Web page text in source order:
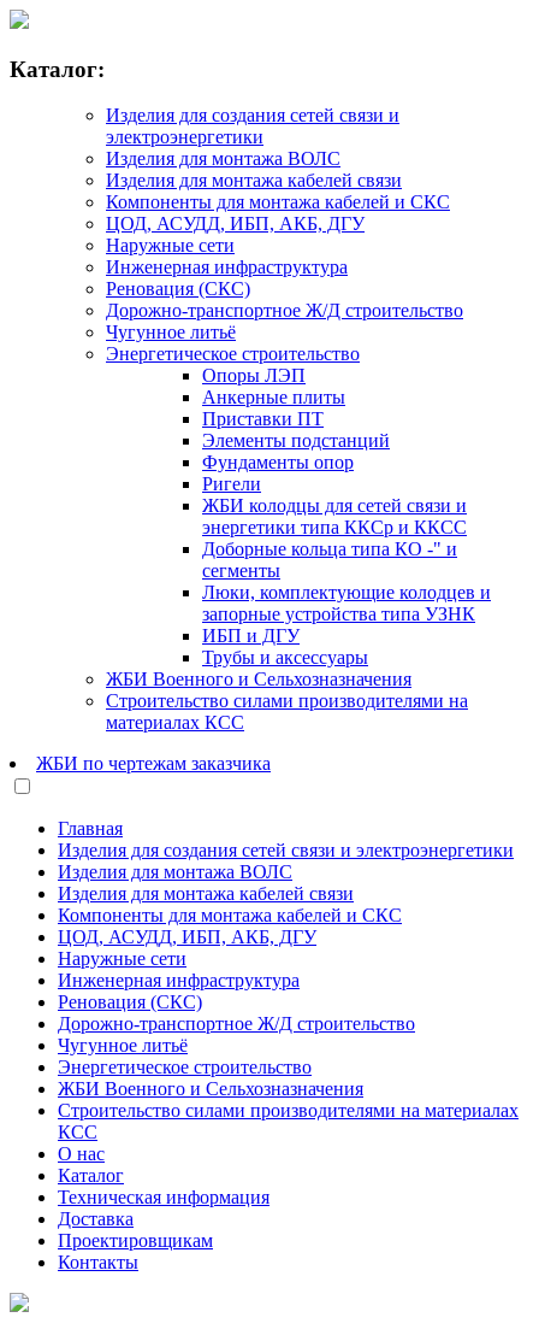
Каталог:
Изделия для создания сетей связи и
электроэнергетики
Изделия для монтажа ВОЛС
Изделия для монтажа кабелей связи
Компоненты для монтажа кабелей и СКС
ЦОД, АСУДД, ИБП, АКБ, ДГУ
Наружные сети
Инженерная инфраструктура
Реновация (СКС)
Дорожно-транспортное Ж/Д строительство
Чугунное литьё
Энергетическое строительство
Опоры ЛЭП
Анкерные плиты
Приставки ПТ
Элементы подстанций
Фундаменты опор
Ригели
ЖБИ колодцы для сетей связи и
энергетики типа ККСр и ККСС
Доборные кольца типа КО -" и
сегменты
Люки, комплектующие колодцев и
запорные устройства типа УЗНК
ИБП и ДГУ
Трубы и аксессуары
ЖБИ Военного и Сельхозназначения
Строительство силами производителями на
материалах КСС
ЖБИ по чертежам заказчика
Главная
Изделия для создания сетей связи и электроэнергетики
Изделия для монтажа ВОЛС
Изделия для монтажа кабелей связи
Компоненты для монтажа кабелей и СКС
ЦОД, АСУДД, ИБП, АКБ, ДГУ
Наружные сети
Инженерная инфраструктура
Реновация (СКС)
Дорожно-транспортное Ж/Д строительство
Чугунное литьё
Энергетическое строительство
ЖБИ Военного и Сельхозназначения
Строительство силами производителями на материалах
КСС
О нас
Каталог
Техническая информация
Доставка
Проектировщикам
Контакты